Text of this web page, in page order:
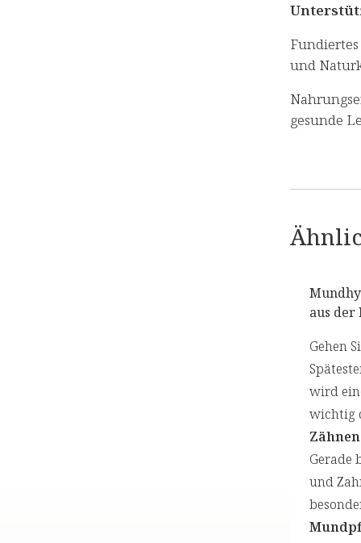
Fundiertes
und
gesunde
aus der
Gehen
wird
wichtig
Gerade
und